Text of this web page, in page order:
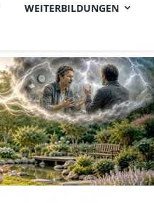
WEITERBILDUNGEN